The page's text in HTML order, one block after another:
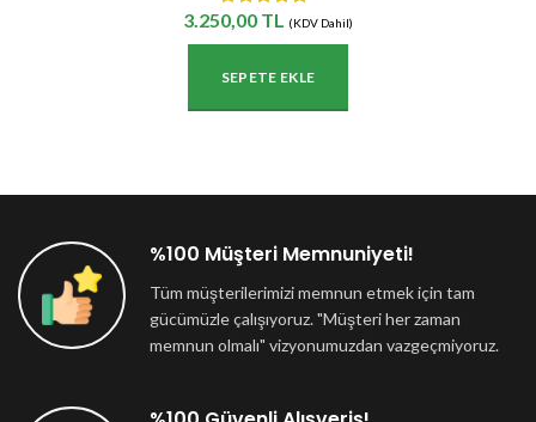
3.250,00 TL (KDV Dahil)
SEPETE EKLE
%100 Müşteri Memnuniyeti!
Tüm müşterilerimizi memnun etmek için tam
gücümüzle çalışıyoruz. "Müşteri her zaman
memnun olmalı" vizyonumuzdan vazgeçmiyoruz.